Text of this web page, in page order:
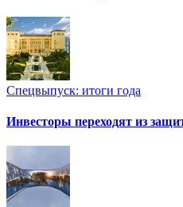
Спецвыпуск: итоги года
Инвесторы переходят из